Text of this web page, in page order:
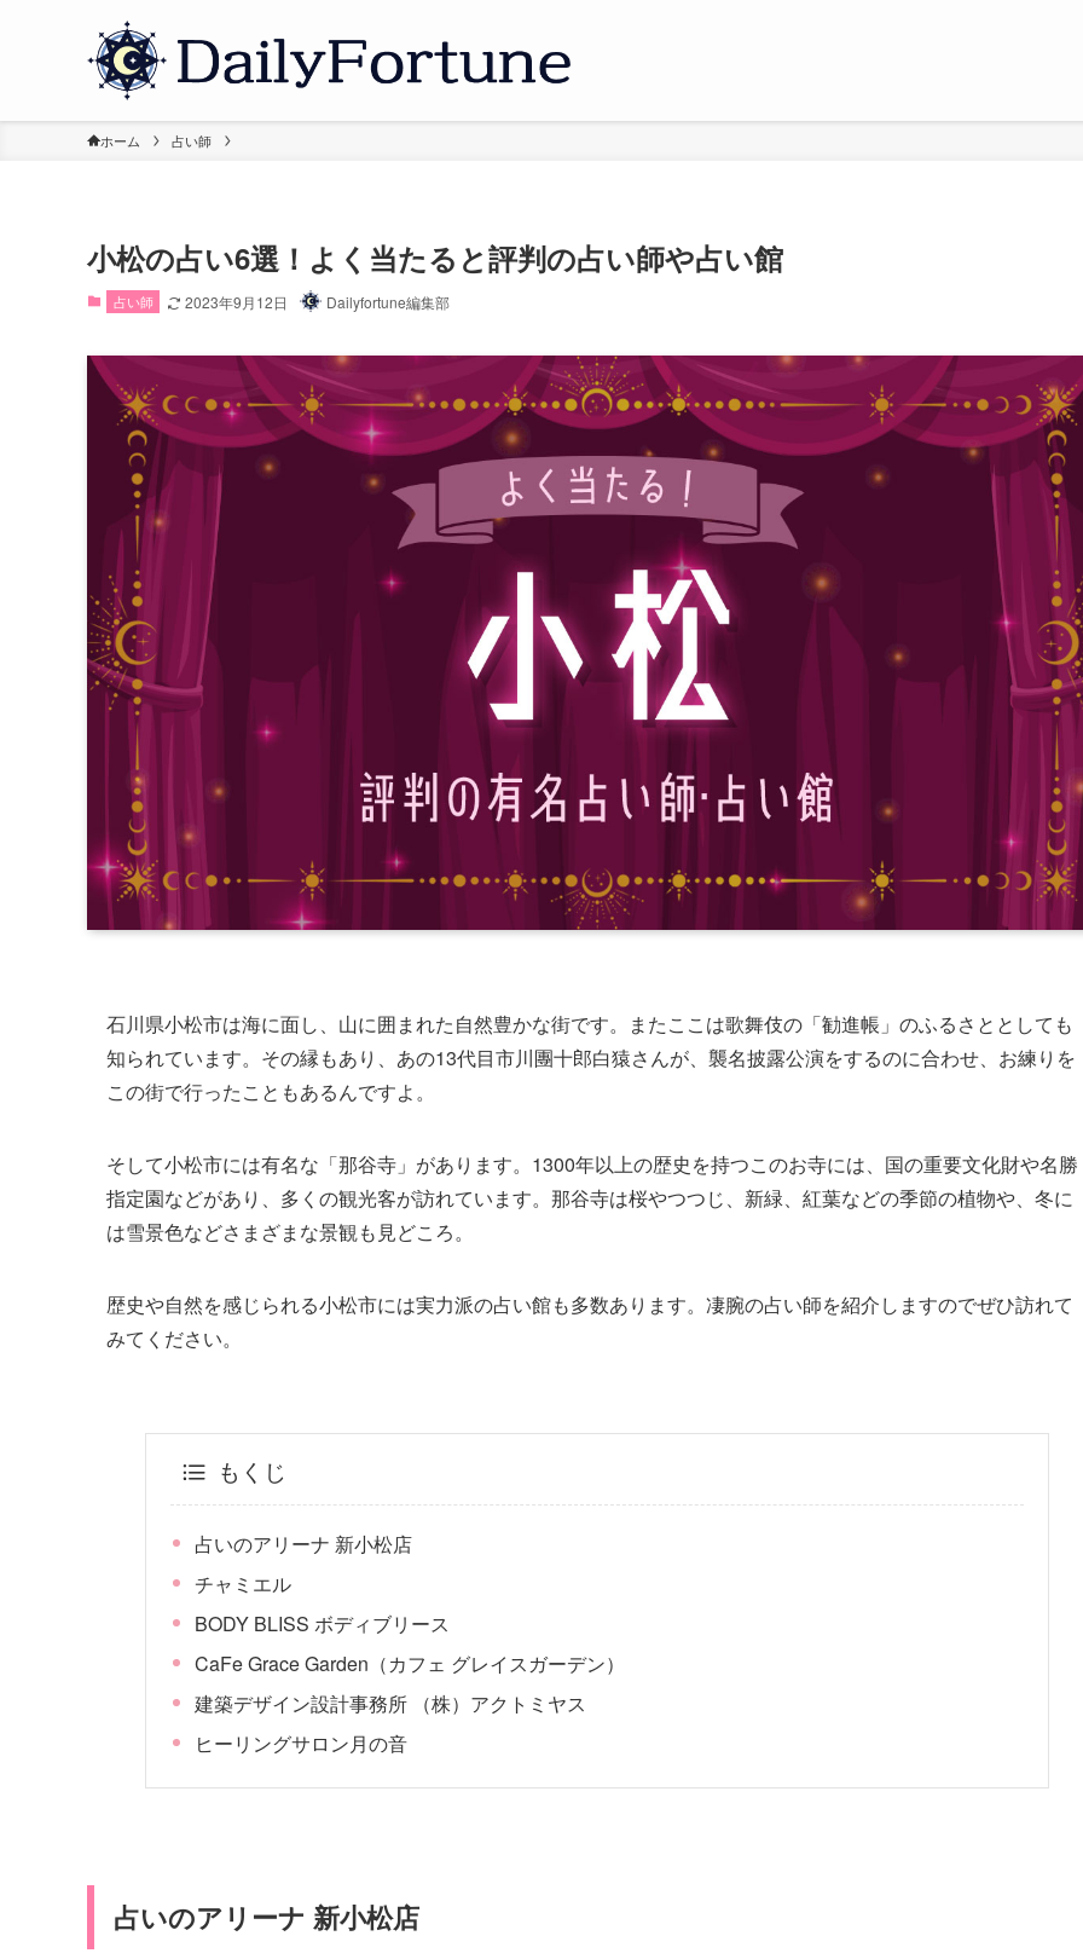
ホーム 占い師
小松の占い6選！よく当たると評判の占い師や占い館
占い師 2023年9月12日 Dailyfortune編集部
石川県小松市は海に面し、山に囲まれた自然豊かな街です。またここは歌舞伎の「勧進帳」のふるさととしても
知られています。その縁もあり、あの13代目市川團十郎白猿さんが、襲名披露公演をするのに合わせ、お練りを
この街で行ったこともあるんですよ。
そして小松市には有名な「那谷寺」があります。1300年以上の歴史を持つこのお寺には、国の重要文化財や名勝
指定園などがあり、多くの観光客が訪れています。那谷寺は桜やつつじ、新緑、紅葉などの季節の植物や、冬に
は雪景色などさまざまな景観も見どころ。
歴史や自然を感じられる小松市には実力派の占い館も多数あります。凄腕の占い師を紹介しますのでぜひ訪れて
みてください。
もくじ
占いのアリーナ 新小松店
チャミエル
BODY BLISS ボディブリース
CaFe Grace Garden（カフェ グレイスガーデン）
建築デザイン設計事務所 （株）アクトミヤス
ヒーリングサロン月の音
占いのアリーナ 新小松店